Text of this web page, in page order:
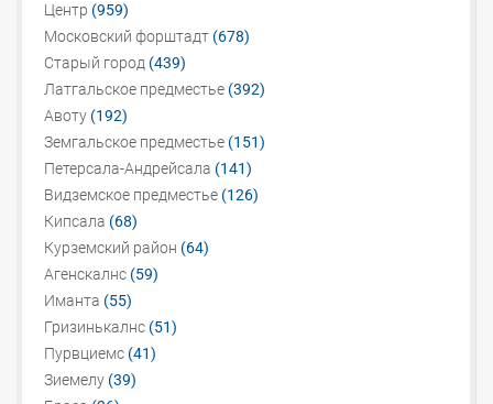
Центр (959)
Московский форштадт (678)
Старый город (439)
Латгальское предместье (392)
Авоту (192)
Земгальское предместье (151)
Петерсала-Андрейсала (141)
Видземское предместье (126)
Кипсала (68)
Курземский район (64)
Агенскалнс (59)
Иманта (55)
Гризинькалнс (51)
Пурвциемс (41)
Зиемелу (39)